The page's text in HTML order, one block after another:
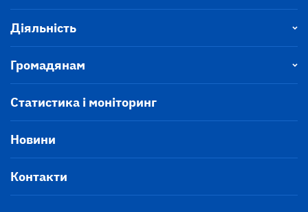
Діяльність
Громадянам
Статистика і моніторинг
Новини
Контакти